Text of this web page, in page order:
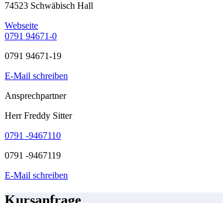
74523 Schwäbisch Hall
Webseite
0791 94671-0
0791 94671-19
E-Mail schreiben
Ansprechpartner
Herr Freddy Sitter
0791 -9467110
0791 -9467119
E-Mail schreiben